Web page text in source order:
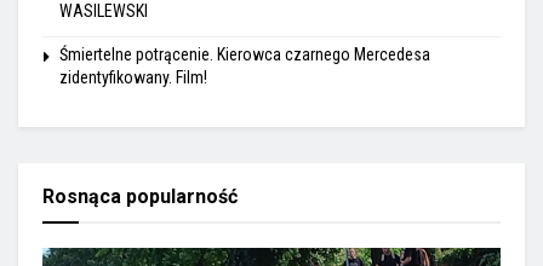
WASILEWSKI
Śmiertelne potrącenie. Kierowca czarnego Mercedesa
zidentyfikowany. Film!
Rosnąca popularność